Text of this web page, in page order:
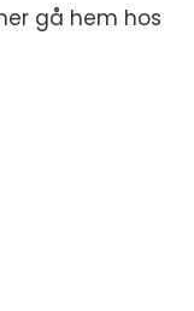
gå hem hos